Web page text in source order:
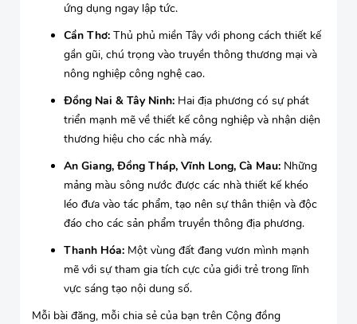
ứng dụng ngay lập tức.
Cần Thơ: Thủ phủ miền Tây với phong cách thiết kế
gần gũi, chú trọng vào truyền thông thương mại và
nông nghiệp công nghệ cao.
Đồng Nai & Tây Ninh: Hai địa phương có sự phát
triển mạnh mẽ về thiết kế công nghiệp và nhận diện
thương hiệu cho các nhà máy.
An Giang, Đồng Tháp, Vĩnh Long, Cà Mau: Những
mảng màu sông nước được các nhà thiết kế khéo
léo đưa vào tác phẩm, tạo nên sự thân thiện và độc
đáo cho các sản phẩm truyền thông địa phương.
Thanh Hóa: Một vùng đất đang vươn mình mạnh
mẽ với sự tham gia tích cực của giới trẻ trong lĩnh
vực sáng tạo nội dung số.
Mỗi bài đăng, mỗi chia sẻ của bạn trên Cộng đồng